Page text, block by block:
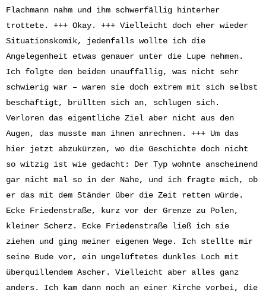
Flachmann nahm und ihm schwerfällig hinterher
trottete. +++ Okay. +++ Vielleicht doch eher wieder
Situationskomik, jedenfalls wollte ich die
Angelegenheit etwas genauer unter die Lupe nehmen.
Ich folgte den beiden unauffällig, was nicht sehr
schwierig war – waren sie doch extrem mit sich selbst
beschäftigt, brüllten sich an, schlugen sich.
Verloren das eigentliche Ziel aber nicht aus den
Augen, das musste man ihnen anrechnen. +++ Um das
hier jetzt abzukürzen, wo die Geschichte doch nicht
so witzig ist wie gedacht: Der Typ wohnte anscheinend
gar nicht mal so in der Nähe, und ich fragte mich, ob
er das mit dem Ständer über die Zeit retten würde.
Ecke Friedenstraße, kurz vor der Grenze zu Polen,
kleiner Scherz. Ecke Friedenstraße ließ ich sie
ziehen und ging meiner eigenen Wege. Ich stellte mir
seine Bude vor, ein ungelüftetes dunkles Loch mit
überquillendem Ascher. Vielleicht aber alles ganz
anders. Ich kam dann noch an einer Kirche vorbei, die